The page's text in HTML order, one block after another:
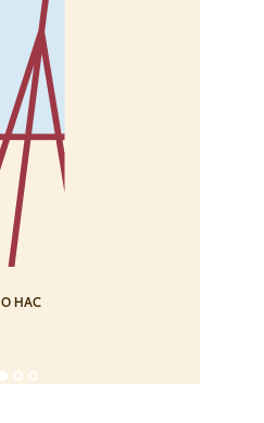
О НАС